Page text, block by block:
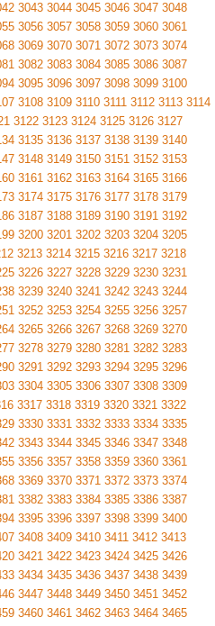
3043 3044 3045 3046 3047 3048
3056 3057 3058 3059 3060 3061
3069 3070 3071 3072 3073 3074
3082 3083 3084 3085 3086 3087
3095 3096 3097 3098 3099 3100
3108 3109 3110 3111 3112 3113 3114
3122 3123 3124 3125 3126 3127
3135 3136 3137 3138 3139 3140
3148 3149 3150 3151 3152 3153
3161 3162 3163 3164 3165 3166
3174 3175 3176 3177 3178 3179
3187 3188 3189 3190 3191 3192
3200 3201 3202 3203 3204 3205
3213 3214 3215 3216 3217 3218
3226 3227 3228 3229 3230 3231
3239 3240 3241 3242 3243 3244
3252 3253 3254 3255 3256 3257
3265 3266 3267 3268 3269 3270
3278 3279 3280 3281 3282 3283
3291 3292 3293 3294 3295 3296
3304 3305 3306 3307 3308 3309
3317 3318 3319 3320 3321 3322
3330 3331 3332 3333 3334 3335
3343 3344 3345 3346 3347 3348
3356 3357 3358 3359 3360 3361
3369 3370 3371 3372 3373 3374
3382 3383 3384 3385 3386 3387
3395 3396 3397 3398 3399 3400
3408 3409 3410 3411 3412 3413
3421 3422 3423 3424 3425 3426
3434 3435 3436 3437 3438 3439
3447 3448 3449 3450 3451 3452
3460 3461 3462 3463 3464 3465